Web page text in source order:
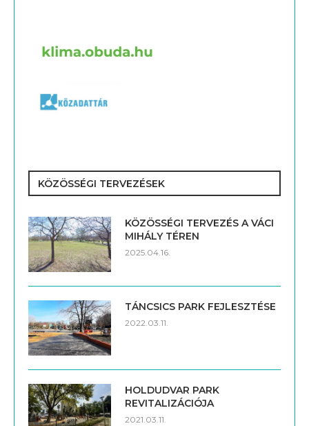
KÖZÖSSÉGI TERVEZÉSEK
KÖZÖSSÉGI TERVEZÉS A VÁCI
MIHÁLY TÉREN
2025.04.16.
TÁNCSICS PARK FEJLESZTÉSE
2022.03.11.
HOLDUDVAR PARK
REVITALIZÁCIÓJA
2021.03.11.